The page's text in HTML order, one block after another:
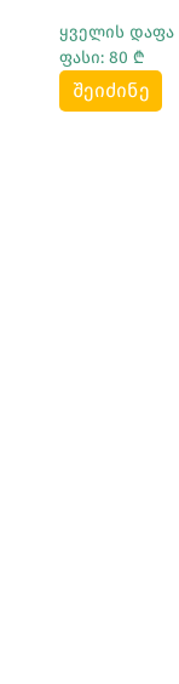
ყველის დაფა
ფასი: 80 ₾
შეიძინე